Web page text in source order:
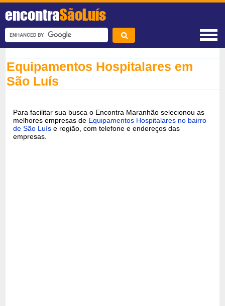
encontraSãoLuís
Equipamentos Hospitalares em
São Luís
Para facilitar sua busca o Encontra Maranhão selecionou as
melhores empresas de Equipamentos Hospitalares no bairro
de São Luís e região, com telefone e endereços das
empresas.